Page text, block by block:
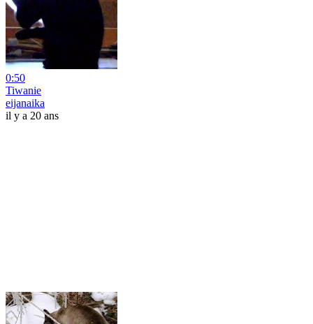
0:50
Tiwanie
eijanaika
il y a 20 ans